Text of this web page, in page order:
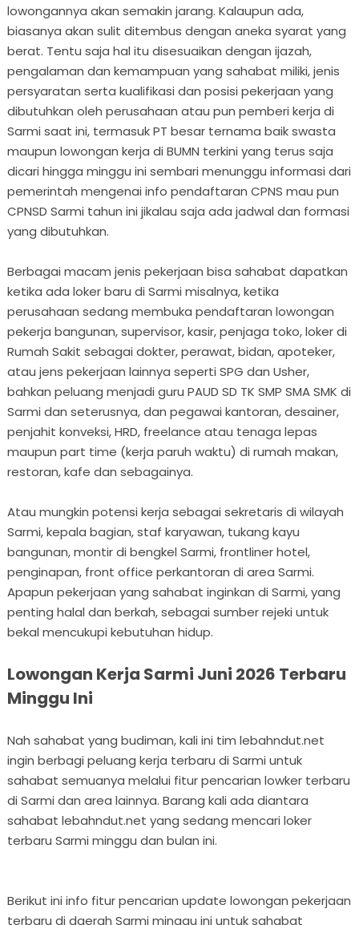
lowongannya akan semakin jarang. Kalaupun ada,
biasanya akan sulit ditembus dengan aneka syarat yang
berat. Tentu saja hal itu disesuaikan dengan ijazah,
pengalaman dan kemampuan yang sahabat miliki, jenis
persyaratan serta kualifikasi dan posisi pekerjaan yang
dibutuhkan oleh perusahaan atau pun pemberi kerja di
Sarmi saat ini, termasuk PT besar ternama baik swasta
maupun lowongan kerja di BUMN terkini yang terus saja
dicari hingga minggu ini sembari menunggu informasi dari
pemerintah mengenai info pendaftaran CPNS mau pun
CPNSD Sarmi tahun ini jikalau saja ada jadwal dan formasi
yang dibutuhkan.
Berbagai macam jenis pekerjaan bisa sahabat dapatkan
ketika ada loker baru di Sarmi misalnya, ketika
perusahaan sedang membuka pendaftaran lowongan
pekerja bangunan, supervisor, kasir, penjaga toko, loker di
Rumah Sakit sebagai dokter, perawat, bidan, apoteker,
atau jens pekerjaan lainnya seperti SPG dan Usher,
bahkan peluang menjadi guru PAUD SD TK SMP SMA SMK di
Sarmi dan seterusnya, dan pegawai kantoran, desainer,
penjahit konveksi, HRD, freelance atau tenaga lepas
maupun part time (kerja paruh waktu) di rumah makan,
restoran, kafe dan sebagainya.
Atau mungkin potensi kerja sebagai sekretaris di wilayah
Sarmi, kepala bagian, staf karyawan, tukang kayu
bangunan, montir di bengkel Sarmi, frontliner hotel,
penginapan, front office perkantoran di area Sarmi.
Apapun pekerjaan yang sahabat inginkan di Sarmi, yang
penting halal dan berkah, sebagai sumber rejeki untuk
bekal mencukupi kebutuhan hidup.
Lowongan Kerja Sarmi Juni 2026 Terbaru
Minggu Ini
Nah sahabat yang budiman, kali ini tim lebahndut.net
ingin berbagi peluang kerja terbaru di Sarmi untuk
sahabat semuanya melalui fitur pencarian lowker terbaru
di Sarmi dan area lainnya. Barang kali ada diantara
sahabat lebahndut.net yang sedang mencari loker
terbaru Sarmi minggu dan bulan ini.
Berikut ini info fitur pencarian update lowongan pekerjaan
terbaru di daerah Sarmi minggu ini untuk sahabat